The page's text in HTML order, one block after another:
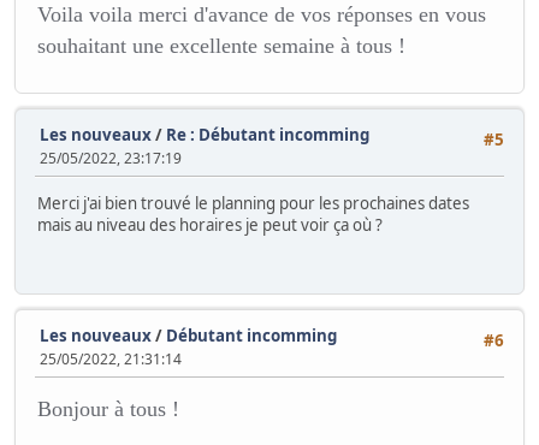
Voila voila merci d'avance de vos réponses en vous
souhaitant une excellente semaine à tous !
#5
Les nouveaux/ Re : Débutant incomming
25/05/2022, 23:17:19
Merci j'ai bien trouvé le planning pour les prochaines dates
mais au niveau des horaires je peut voir ça où ?
#6
Les nouveaux/ Débutant incomming
25/05/2022, 21:31:14
Bonjour à tous !